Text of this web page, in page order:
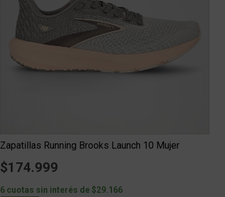
Zapatillas Running Brooks Launch 10 Mujer
$174.999
6 cuotas sin interés de $29.166